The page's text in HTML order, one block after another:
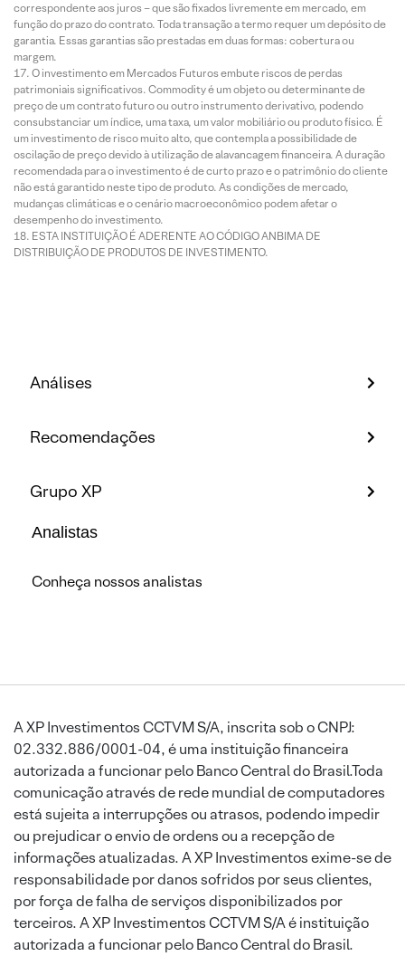
correspondente aos juros – que são fixados livremente em mercado, em
função do prazo do contrato. Toda transação a termo requer um depósito de
garantia. Essas garantias são prestadas em duas formas: cobertura ou
margem.
O investimento em Mercados Futuros embute riscos de perdas
patrimoniais significativos. Commodity é um objeto ou determinante de
preço de um contrato futuro ou outro instrumento derivativo, podendo
consubstanciar um índice, uma taxa, um valor mobiliário ou produto físico. É
um investimento de risco muito alto, que contempla a possibilidade de
oscilação de preço devido à utilização de alavancagem financeira. A duração
recomendada para o investimento é de curto prazo e o patrimônio do cliente
não está garantido neste tipo de produto. As condições de mercado,
mudanças climáticas e o cenário macroeconômico podem afetar o
desempenho do investimento.
ESTA INSTITUIÇÃO É ADERENTE AO CÓDIGO ANBIMA DE
DISTRIBUIÇÃO DE PRODUTOS DE INVESTIMENTO.
Análises
Recomendações
Grupo XP
Analistas
Conheça nossos analistas
A XP Investimentos CCTVM S/A, inscrita sob o CNPJ:
02.332.886/0001-04, é uma instituição financeira
autorizada a funcionar pelo Banco Central do Brasil.Toda
comunicação através de rede mundial de computadores
está sujeita a interrupções ou atrasos, podendo impedir
ou prejudicar o envio de ordens ou a recepção de
informações atualizadas. A XP Investimentos exime-se de
responsabilidade por danos sofridos por seus clientes,
por força de falha de serviços disponibilizados por
terceiros. A XP Investimentos CCTVM S/A é instituição
autorizada a funcionar pelo Banco Central do Brasil.